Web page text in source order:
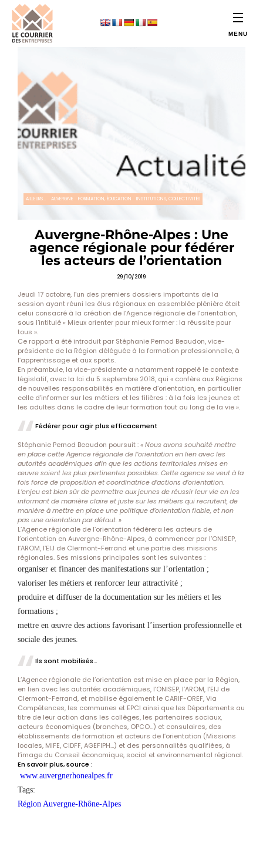
AILLEURS... AUVERGNE FORMATION, ÉDUCATION INSTITUTIONS, COLLECTIVITÉS
Auvergne-Rhône-Alpes : Une
agence régionale pour fédérer
les acteurs de l’orientation
29/10/2019
Jeudi 17 octobre, l’un des premiers dossiers importants de la
session ayant réuni les élus régionaux en assemblée plénière était
celui consacré à la création de l’Agence régionale de l’orientation,
sous l’intitulé « Mieux orienter pour mieux former : la réussite pour
tous ».
Ce rapport a été introduit par Stéphanie Pernod Beaudon, vice-
présidente de la Région déléguée à la formation professionnelle, à
l’apprentissage et aux sports.
En préambule, la vice-présidente a notamment rappelé le contexte
législatif, avec la loi du 5 septembre 2018, qui « confère aux Régions
de nouvelles responsabilités en matière d’orientation, en particulier
celle d’informer sur les métiers et les filières : à la fois les jeunes et
les adultes dans le cadre de leur formation tout au long de la vie ».
Fédérer pour agir plus efficacement
Stéphanie Pernod Beaudon poursuit :« Nous avons souhaité mettre
en place cette Agence régionale de l’orientation en lien avec les
autorités académiques afin que les actions territoriales mises en
œuvre soient les plus pertinentes possibles. Cette agence se veut à la
fois force de proposition et coordinatrice d’actions d’orientation.
L’enjeu est bien sûr de permettre aux jeunes de réussir leur vie en les
informant de manière claire et juste sur les métiers qui recrutent, de
manière à mettre en place une politique d’orientation fiable, et non
pas une orientation par défaut. »
L’Agence régionale de l’orientation fédérera les acteurs de
l’orientation en Auvergne-Rhône-Alpes, à commencer par l’ONISEP,
l’AROM, l’EIJ de Clermont-Ferrand et une partie des missions
régionales. Ses missions principales sont les suivantes :
organiser et financer des manifestations sur l’orientation ;
valoriser les métiers et renforcer leur attractivité ;
produire et diffuser de la documentation sur les métiers et les
formations ;
mettre en œuvre des actions favorisant l’insertion professionnelle et
sociale des jeunes.
Ils sont mobilisés…
L’Agence régionale de l’orientation est mise en place par la Région,
en lien avec les autorités académiques, l’ONISEP, l’AROM, l’EIJ de
Clermont-Ferrand, et mobilise également le CARIF-OREF, Via
Compétences, les communes et EPCI ainsi que les Départements au
titre de leur action dans les collèges, les partenaires sociaux,
acteurs économiques (branches, OPCO…) et consulaires, des
établissements de formation et acteurs de l’orientation (Missions
locales, MIFE, CIDFF, AGEFIPH…) et des personnalités qualifiées, à
l’image du Conseil économique, social et environnemental régional.
En savoir plus, source :
www.auvergnerhonealpes.fr
Tags:
Région Auvergne-Rhône-Alpes